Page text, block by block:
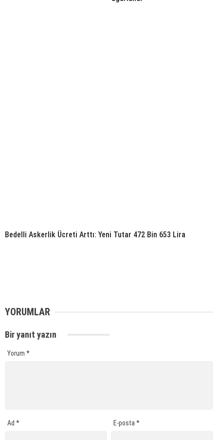
Bedelli Askerlik Ücreti Arttı: Yeni Tutar 472 Bin 653 Lira
YORUMLAR
Bir yanıt yazın
Yorum *
Ad * E-posta*